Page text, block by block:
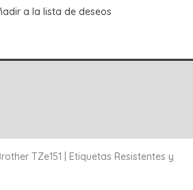
a la lista de deseos
TZe151 | Etiquetas Resistentes y